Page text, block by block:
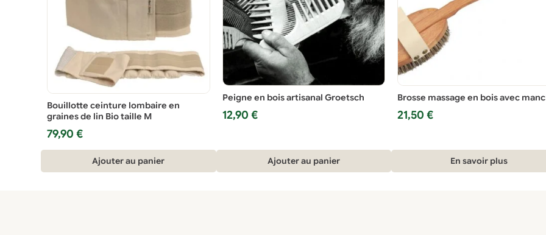
Bouillotte ceinture lombaire en
graines de lin Bio taille M
79,90€
Ajouter au panier
Peigne en bois artisanal Groetsch
12,90 €
Ajouter au panier
Brosse massage en bois avec
21,50 €
En savoir plus